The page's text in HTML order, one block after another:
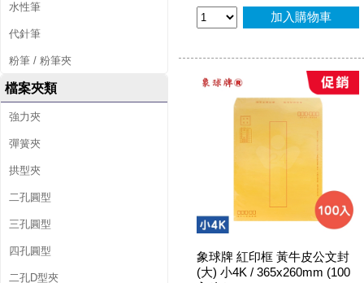
水性筆
代針筆
粉筆 / 粉筆夾
檔案夾類
強力夾
彈簧夾
拱型夾
二孔圓型
三孔圓型
四孔圓型
二孔D型夾
加入購物車
象球牌 紅印框 黃牛皮公文封
(大) 小4K / 365x260mm (100